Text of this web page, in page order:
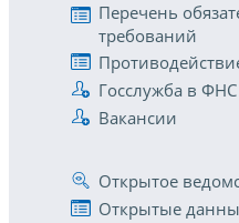
Перечень
требований
Госслужба в
Вакансии
Открытое
Открытые